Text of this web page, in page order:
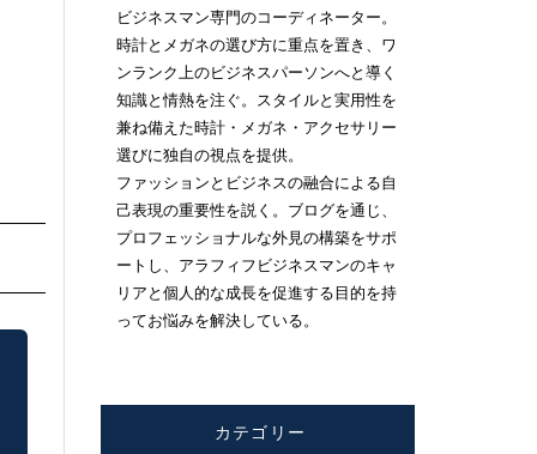
ビジネスマン専門のコーディネーター。
時計とメガネの選び方に重点を置き、ワ
ンランク上のビジネスパーソンへと導く
知識と情熱を注ぐ。スタイルと実用性を
兼ね備えた時計・メガネ・アクセサリー
選びに独自の視点を提供。
ファッションとビジネスの融合による自
己表現の重要性を説く。ブログを通じ、
プロフェッショナルな外見の構築をサポ
ートし、アラフィフビジネスマンのキャ
リアと個人的な成長を促進する目的を持
ってお悩みを解決している。
カテゴリー